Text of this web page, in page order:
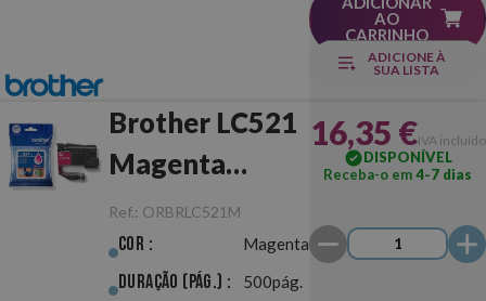
AO
CARRINHO
ADICIONE À
SUA LISTA
Brother LC521
Magenta
Original
Ref.: ORBRLC521M
Cor : Magenta
Duração (pág.) : 500pág.
16,35 €IVA incluído
DISPONÍVEL
Receba-o em4-7 dias